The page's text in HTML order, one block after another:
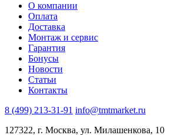
О компании
Оплата
Доставка
Монтаж и сервис
Гарантия
Бонусы
Новости
Статьи
Контакты
8 (499) 213-31-91 info@tmtmarket.ru
127322, г. Москва, ул. Милашенкова, 10